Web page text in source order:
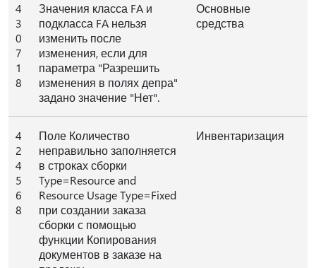
4
3
0
7
1
8
Значения класса FA и
подкласса FA нельзя
изменить после
изменения, если для
параметра "Разрешить
изменения в полях депра"
задано значение "Нет".
Основные
средства
4
2
4
5
6
8
Поле Количество
неправильно заполняется
в строках сборки
Type=Resource and
Resource Usage Type=Fixed
при создании заказа
сборки с помощью
функции Копирования
документов в заказе на
Инвентаризация